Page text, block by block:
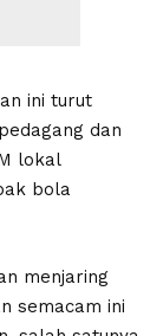
ini turut
dan
lokal
bola
menjaring
semacam ini